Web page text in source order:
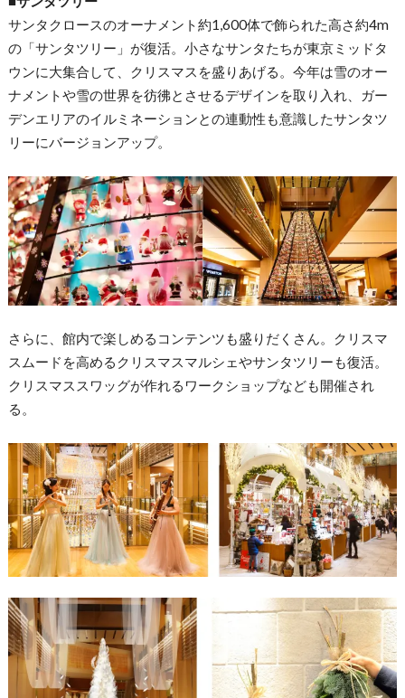
サンタクロースのオーナメント約1,600体で飾られた高さ約4m
の「サンタツリー」が復活。 小さなサンタたちが東京ミッドタ
ウンに大集合して、
クリスマスを盛りあげる。 今年は雪のオー
ナメントや雪の世界を彷彿とさせるデザインを取り 入れ、
ガー
デンエリアのイルミネーションとの連動性も意識したサンタツ
リーにバージョンアップ。
さらに、館内で楽しめるコンテンツも盛りだくさん。
クリスマ
スムードを高めるクリスマスマルシェやサンタツリーも復活。
クリスマススワッグが作れるワークショップなども開催され
る。